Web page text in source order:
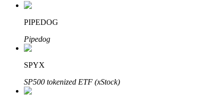
PIPEDOG
Pipedog
SPYX
SP500 tokenized ETF (xStock)